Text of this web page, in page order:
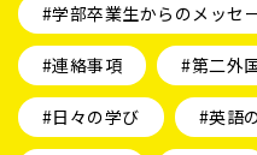
#学部卒業生からのメッセ
#連絡事項 #第二外
#日々の学び #英語